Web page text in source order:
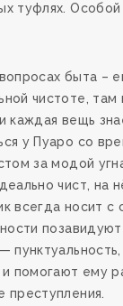
туфлях.
быта –
чистоте,
каждая вещь
у Пуаро со
за модой
чист, на
всегда носит с
помогают ему
преступления.